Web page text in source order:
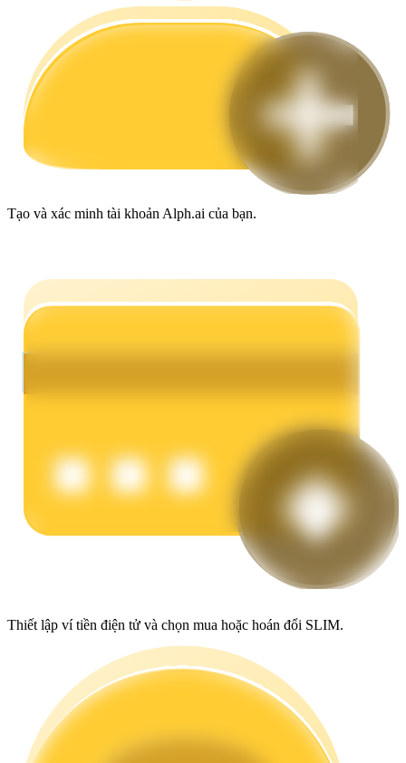
Hướng dẫn giao dịch Spot
Chiến lược giao dịch
Earn
Tạo và xác minh tài khoản Alph.ai của bạn.
Thiết lập ví tiền điện tử và chọn mua hoặc hoán đổi SLIM.